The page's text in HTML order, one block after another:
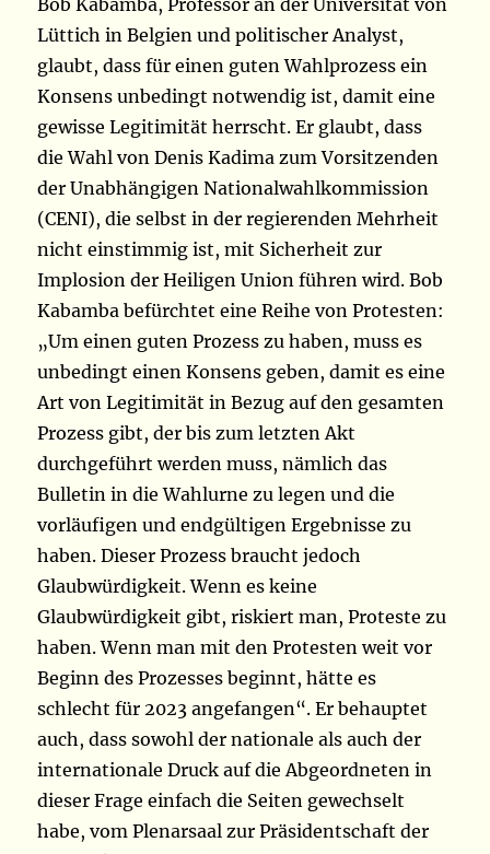
Bob Kabamba, Professor an der Universität von
Lüttich in Belgien und politischer Analyst,
glaubt, dass für einen guten Wahlprozess ein
Konsens unbedingt notwendig ist, damit eine
gewisse Legitimität herrscht. Er glaubt, dass
die Wahl von Denis Kadima zum Vorsitzenden
der Unabhängigen Nationalwahlkommission
(CENI), die selbst in der regierenden Mehrheit
nicht einstimmig ist, mit Sicherheit zur
Implosion der Heiligen Union führen wird. Bob
Kabamba befürchtet eine Reihe von Protesten:
„Um einen guten Prozess zu haben, muss es
unbedingt einen Konsens geben, damit es eine
Art von Legitimität in Bezug auf den gesamten
Prozess gibt, der bis zum letzten Akt
durchgeführt werden muss, nämlich das
Bulletin in die Wahlurne zu legen und die
vorläufigen und endgültigen Ergebnisse zu
haben. Dieser Prozess braucht jedoch
Glaubwürdigkeit. Wenn es keine
Glaubwürdigkeit gibt, riskiert man, Proteste zu
haben. Wenn man mit den Protesten weit vor
Beginn des Prozesses beginnt, hätte es
schlecht für 2023 angefangen“. Er behauptet
auch, dass sowohl der nationale als auch der
internationale Druck auf die Abgeordneten in
dieser Frage einfach die Seiten gewechselt
habe, vom Plenarsaal zur Präsidentschaft der